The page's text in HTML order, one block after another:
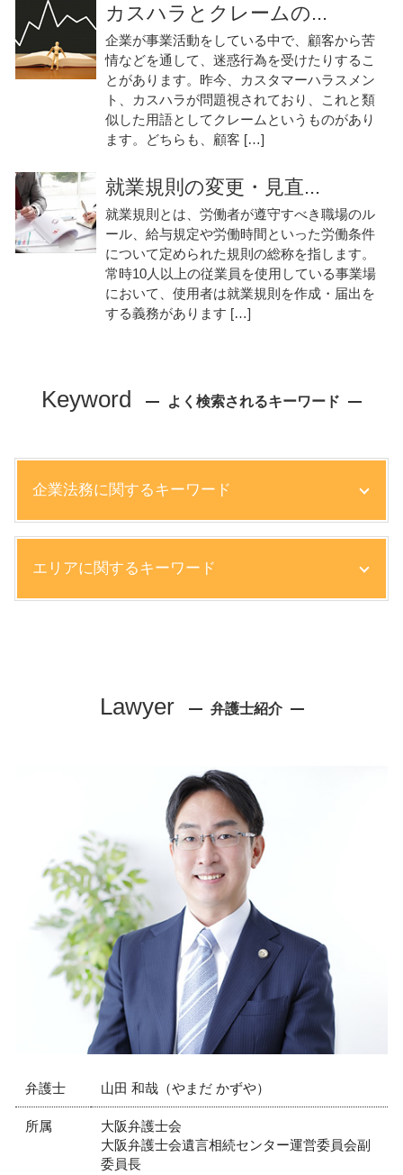
カスハラとクレームの...
企業が事業活動をしている中で、顧客から苦
情などを通して、迷惑行為を受けたりするこ
とがあります。昨今、カスタマーハラスメン
ト、カスハラが問題視されており、これと類
似した用語としてクレームというものがあり
ます。どちらも、顧客 […]
就業規則の変更・見直...
就業規則とは、労働者が遵守すべき職場のル
ール、給与規定や労働時間といった労働条件
について定められた規則の総称を指します。
常時10人以上の従業員を使用している事業場
において、使用者は就業規則を作成・届出を
する義務があります […]
Keyword よく検索されるキーワード
企業法務に関するキーワード
企業コンプライアンス 弁護士
債権回収 法律
売掛金 払ってくれない
内容証明 売掛金 回収
会社 コンプライアンス
就業規則 変更
リーガルチェック 社内
労働問題 解決策
リーガルチェック 法務部
債権回収 会社 取立て
エリアに関するキーワード
企業法務 弁護士 相談 神戸市
労働問題 弁護士 相談 神戸市
債権回収 弁護士 相談 神戸市
離婚 弁護士 相談 尼崎市
顧問弁護士 弁護士 相談 西宮市
交通事故 弁護士 相談 神戸市
交通事故 弁護士 相談 芦屋市
リーガルチェック 弁護士 相談 神戸市
交通事故 弁護士 相談 尼崎市
顧問弁護士 弁護士 相談 大阪市
顧問弁護士 弁護士 相談 神戸市
交通事故 弁護士 相談 西宮市
リーガルチェック 弁護士 相談 尼崎市
離婚 弁護士 相談 芦屋市
労働問題 弁護士 相談 大阪市
Lawyer 弁護士紹介
弁護士 山田 和哉（やまだ かずや）
所属
大阪弁護士会
大阪弁護士会遺言相続センター運営委員会副
委員長